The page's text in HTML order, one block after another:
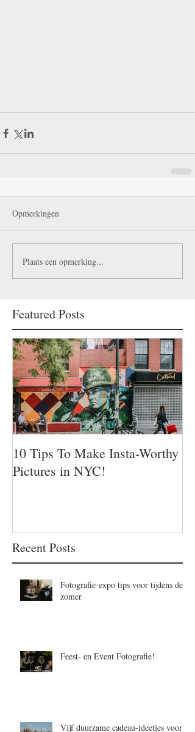
Opmerkingen
Plaats een opmerking...
Featured Posts
10 Tips To Make Insta-Worthy
Pictures in NYC!
Recent Posts
Fotografie-expo tips voor tijdens de
zomer
Feest- en Event Fotografie!
Vijf duurzame cadeau-ideetjes voor